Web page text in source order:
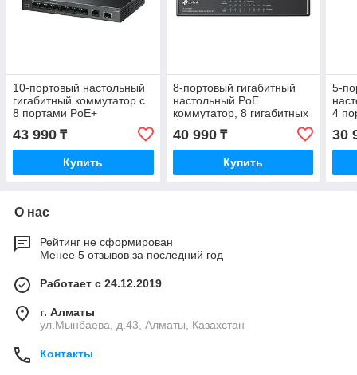
10-портовый настольный
гигабитный коммутатор с
8 портами PoE+
43 990 ₸
Купить
8-портовый гигабитный
настольный PoE
коммутатор, 8 гигабитных
портов RJ45 + 4 порта
PoE, IEEE 802.3af, бюджет
40 990₸
Купить
5-
4
30
О нас
Рейтинг не сформирован
Менее 5 отзывов за последний год
Работает с 24.12.2019
г. Алматы
ул.Мынбаева, д.43, Алматы, Казахстан
Контакты